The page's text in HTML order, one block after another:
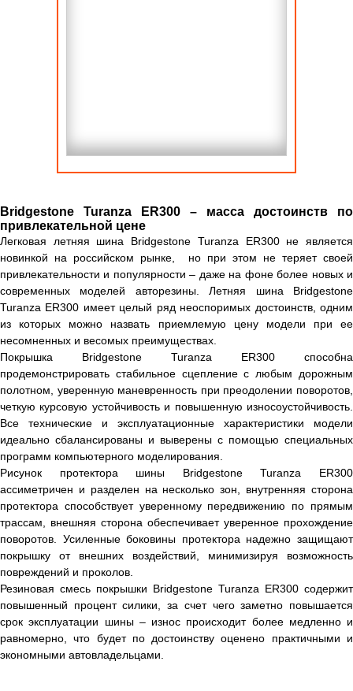
Bridgestone Turanza ER300 – масса достоинств по
привлекательной цене
Легковая летняя шина Bridgestone Turanza ER300 не является
новинкой на российском рынке, но при этом не теряет своей
привлекательности и популярности – даже на фоне более новых и
современных моделей авторезины. Летняя шина Bridgestone
Turanza ER300 имеет целый ряд неоспоримых достоинств, одним
из которых можно назвать приемлемую цену модели при ее
несомненных и весомых преимуществах.
Покрышка Bridgestone Turanza ER300 способна
продемонстрировать стабильное сцепление с любым дорожным
полотном, уверенную маневренность при преодолении поворотов,
четкую курсовую устойчивость и повышенную износоустойчивость.
Все технические и эксплуатационные характеристики модели
идеально сбалансированы и выверены с помощью специальных
программ компьютерного моделирования.
Рисунок протектора шины Bridgestone Turanza ER300
ассиметричен и разделен на несколько зон, внутренняя сторона
протектора способствует уверенному передвижению по прямым
трассам, внешняя сторона обеспечивает уверенное прохождение
поворотов. Усиленные боковины протектора надежно защищают
покрышку от внешних воздействий, минимизируя возможность
повреждений и проколов.
Резиновая смесь покрышки Bridgestone Turanza ER300 содержит
повышенный процент силики, за счет чего заметно повышается
срок эксплуатации шины – износ происходит более медленно и
равномерно, что будет по достоинству оценено практичными и
экономными автовладельцами.